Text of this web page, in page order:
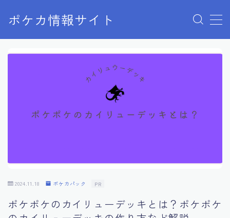
ポケカ情報サイト
MENU
Home
プライバシーポリシー
有料記事の決済完了ページ
2024.11.18 ポケカパック PR
ポケポケのカイリューデッキとは？ポケポケ